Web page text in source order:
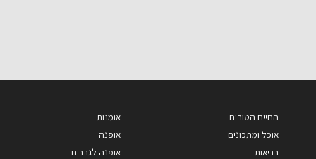
החיים הטובים
אוכל ומתכונים
בריאות
אומנות
אופנה
אופנה לגברים